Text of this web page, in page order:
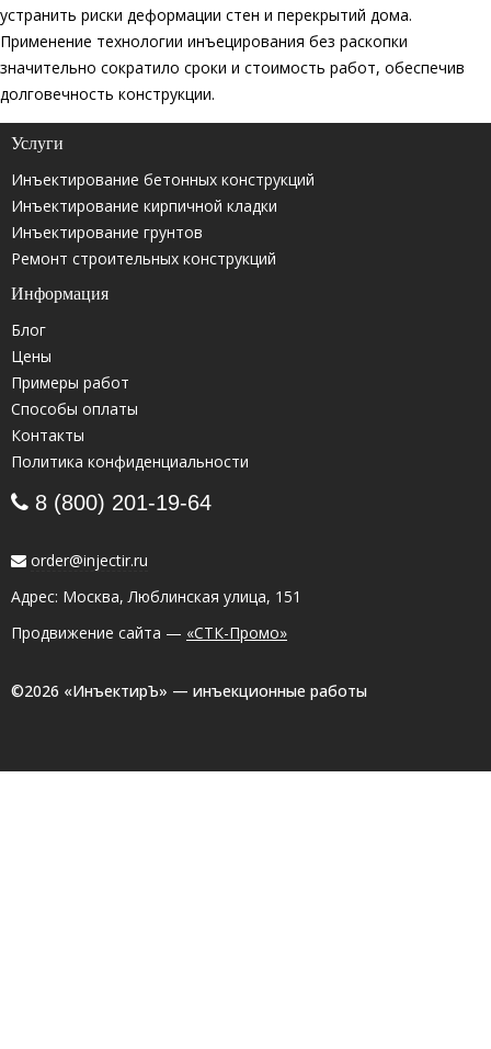
устранить риски деформации стен и перекрытий дома.
Применение технологии инъецирования без раскопки
значительно сократило сроки и стоимость работ, обеспечив
долговечность конструкции.
Услуги
Инъектирование бетонных конструкций
Инъектирование кирпичной кладки
Инъектирование грунтов
Ремонт строительных конструкций
Информация
Блог
Цены
Примеры работ
Способы оплаты
Контакты
Политика конфиденциальности
8 (800) 201-19-64
order@injectir.ru
Адрес: Москва, Люблинская улица, 151
Продвижение сайта — «СТК-Промо»
©2026 «ИнъектирЪ» — инъекционные работы